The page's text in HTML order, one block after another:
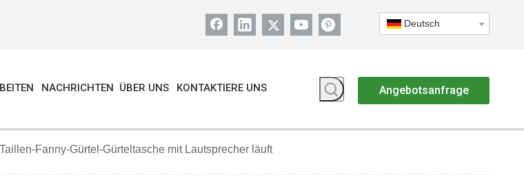
Deutsch
NACHRICHTEN ÜBER UNS KONTAKTIERE UNS Angebotsanfrage
Fanny-Gürtel-Gürteltasche mit Lautsprecher läuft